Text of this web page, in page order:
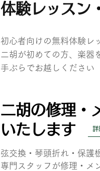
体験レッスン
初心者向けの無料体験レ
二胡が初めての方、楽器
​手ぶらでお越しください
二胡の修理・
いたします
弦交換・琴頭折れ・保護
専門スタッフが修理・メ
詳